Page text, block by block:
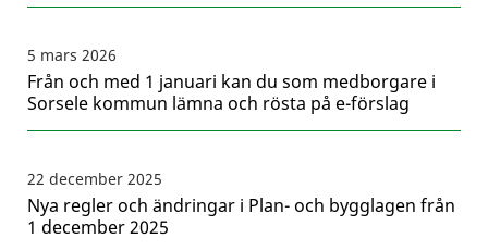
5 mars 2026
Från och med 1 januari kan du som medborgare i
Sorsele kommun lämna och rösta på e-förslag
22 december 2025
Nya regler och ändringar i Plan- och bygglagen från
1 december 2025